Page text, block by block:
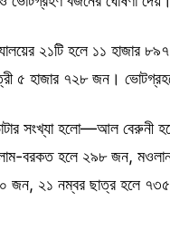
২১টি হলে ১১ হাজার
৫ হাজার ৭২৮ জন।
সংখ্যা হলো—আল বেরুনী
বরকত হলে ২৯৮ জন,
জন, ২১ নম্বর ছাত্র হলে